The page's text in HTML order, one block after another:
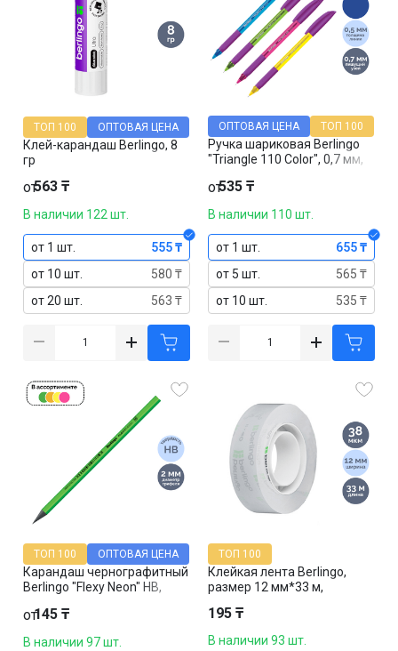
Клей-карандаш Berlingo, 8
гр
ТОП 100 ОПТОВАЯ ЦЕНА
от563 ₸
В наличии 122 шт.
от 1 шт.
555 ₸
от 10 шт.
580 ₸
от 20 шт.
563 ₸
Ручка шариковая Berlingo
"Triangle 110 Color", 0,7 мм,
за штуку
ОПТОВАЯ ЦЕНА ТОП 100
от535 ₸
В наличии 110 шт.
от 1 шт.
655 ₸
от 5 шт.
565 ₸
от 10 шт.
535 ₸
Карандаш чернографитный
Berlingo "Flexy Neon" HB,
за штуку
ТОП 100 ОПТОВАЯ ЦЕНА
от145 ₸
В наличии 97 шт.
Клейкая лента Berlingo,
размер 12 мм*33 м,
ТОП 100
195 ₸
В наличии 93 шт.